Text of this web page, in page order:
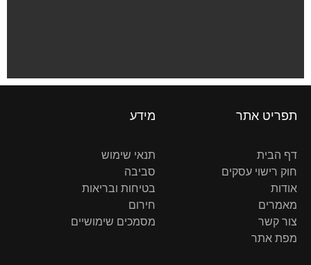
תפריט אתר
דף הבית
חוק רישוי עסקים
אודות
מאמרים
צור קשר
מפת אתר
מידע
תנאי שימוש
סביבה
בטיחות ובריאות
חירום
מסמכים שימושיים